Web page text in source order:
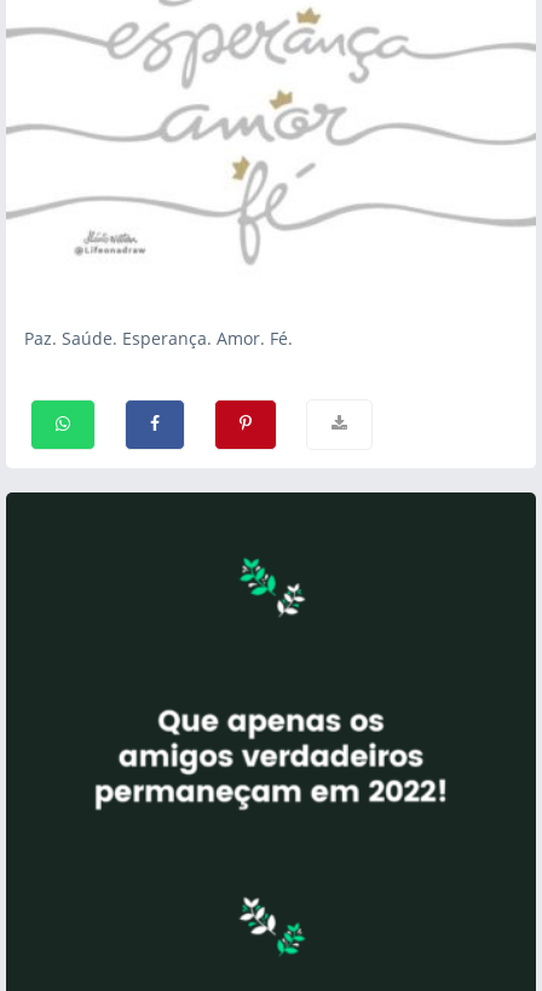
Paz. Saúde. Esperança. Amor. Fé.